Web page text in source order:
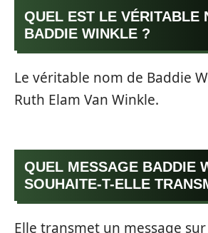
QUEL EST LE VÉRITABLE
BADDIE WINKLE ?
Le véritable nom de Baddie
Ruth Elam Van Winkle.
QUEL MESSAGE BADDIE
SOUHAITE-T-ELLE
Elle transmet un message sur